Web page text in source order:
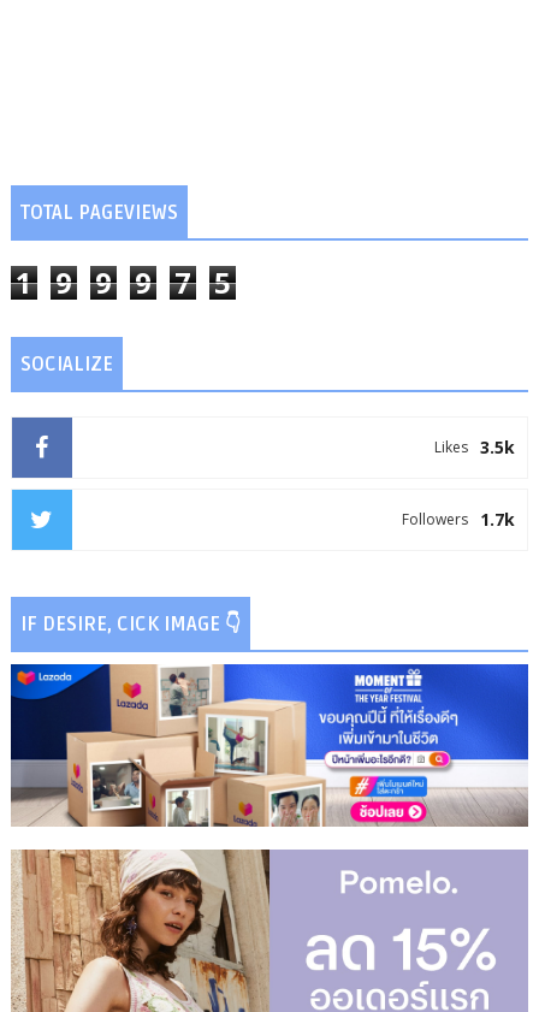
TOTAL PAGEVIEWS
1 9 9 9 7 5
SOCIALIZE
3.5k
Likes
1.7k
Followers
IF DESIRE, CICK IMAGE 👇